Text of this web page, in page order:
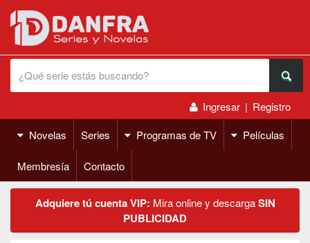
Ingresar | Registro
Novelas
Series Programas de TV Películas
Membresía Contacto
Adquiere tú cuenta VIP: Mira online y descargaSIN
PUBLICIDAD